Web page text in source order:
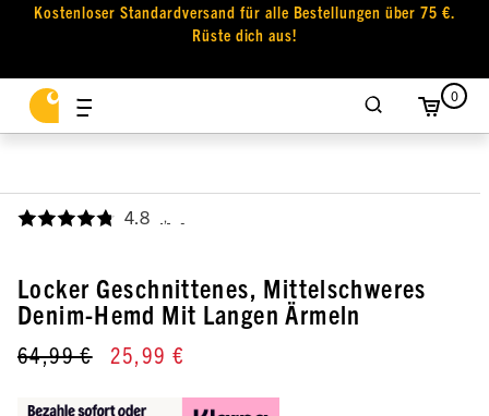
Kostenloser Standardversand für alle Bestellungen über 75 €.
Rüste dich aus!
0
4.8 ,
Locker Geschnittenes, Mittelschweres
Denim-Hemd Mit Langen Ärmeln
64,99 € 25,99 €